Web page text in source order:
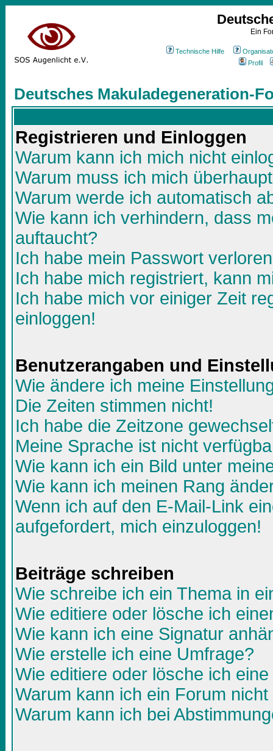
Ein
Technische Hilfe
Profil
Deutsches Makuladegeneration-
Registrieren und Einloggen
Warum kann ich mich nicht
Warum muss ich mich
Warum werde ich automatisch
Wie kann ich verhindern, dass
auftaucht?
Ich habe mein Passwort
Ich habe mich registriert, kann
Ich habe mich vor einiger Zeit
einloggen!
Benutzerangaben und
Wie ändere ich meine
Die Zeiten stimmen nicht!
Ich habe die Zeitzone
Meine Sprache ist nicht
Wie kann ich ein Bild unter
Wie kann ich meinen Rang
Wenn ich auf den E-Mail-Link
aufgefordert, mich einzuloggen!
Beiträge schreiben
Wie schreibe ich ein Thema in
Wie editiere oder lösche ich
Wie kann ich eine Signatur
Wie erstelle ich eine Umfrage?
Wie editiere oder lösche ich
Warum kann ich ein Forum
Warum kann ich bei